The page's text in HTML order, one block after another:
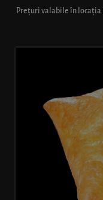
Prețuri valabile în locația